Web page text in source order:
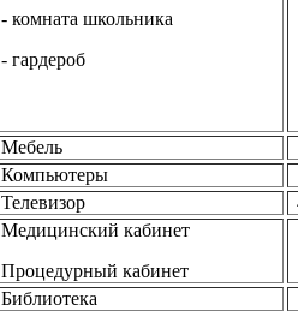
- комната школьника
- гардероб
Мебель
Компьютеры
Телевизор
Медицинский кабинет
Процедурный кабинет
Библиотека